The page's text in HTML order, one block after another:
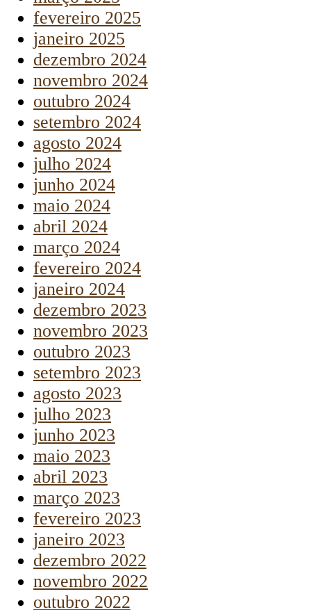
fevereiro 2025
janeiro 2025
dezembro 2024
novembro 2024
outubro 2024
setembro 2024
agosto 2024
julho 2024
junho 2024
maio 2024
abril 2024
março 2024
fevereiro 2024
janeiro 2024
dezembro 2023
novembro 2023
outubro 2023
setembro 2023
agosto 2023
julho 2023
junho 2023
maio 2023
abril 2023
março 2023
fevereiro 2023
janeiro 2023
dezembro 2022
novembro 2022
outubro 2022